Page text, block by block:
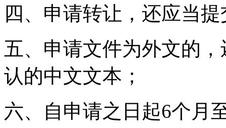
四、申请转让，还应当
五、申请文件为外文的
认的中文文本；
六、自申请之日起6个月